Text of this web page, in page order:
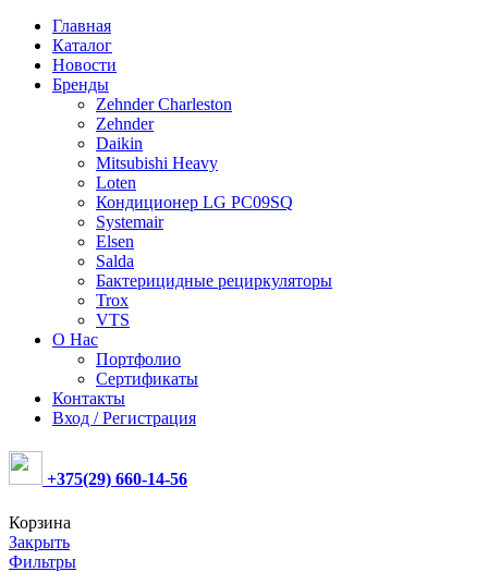
Главная
Каталог
Новости
Бренды
Zehnder Charleston
Zehnder
Daikin
Mitsubishi Heavy
Loten
Кондиционер LG PC09SQ
Systemair
Elsen
Salda
Бактерицидные рециркуляторы
Trox
VTS
О Нас
Портфолио
Сертификаты
Контакты
Вход / Регистрация
+375(29) 660-14-56
Корзина
Закрыть
Фильтры